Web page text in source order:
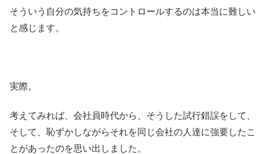
そういう自分の気持ちをコントロールするのは本当に難しい
と感じます。
実際。
考えてみれば、会社員時代から、そうした試行錯誤をして、
そして、恥ずかしながらそれを同じ会社の人達に強要したこ
とがあったのを思い出しました。